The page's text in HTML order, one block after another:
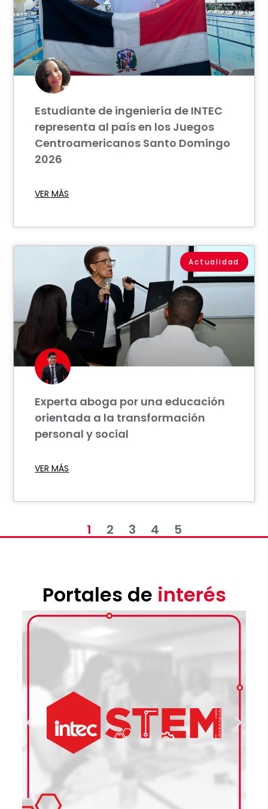
Estudiante de ingeniería de INTEC
representa al país en los Juegos
Centroamericanos Santo Domingo
2026
VER MÁS
Actualidad
Experta aboga por una educación
orientada a la transformación
personal y social
VER MÁS
1 2 3 4 5
Portales de interés